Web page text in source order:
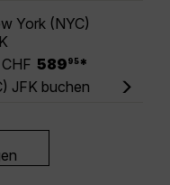
York (NYC)
589 95 *
JFK buchen